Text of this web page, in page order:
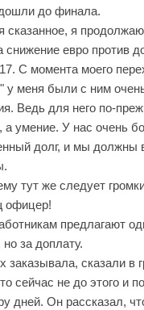
до финала.
сказанное, я
снижение евро против
С момента моего
у меня были с ним
Ведь для него по-
а умение. У нас очень
долг, и мы должны
тут же следует
офицер!
предлагают
за доплату.
заказывала, сказали в
сейчас не до этого и
дней. Он рассказал,